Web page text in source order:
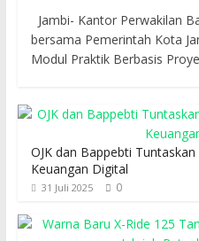
Jambi- Kantor Perwakilan
bersama Pemerintah Kota
Modul Praktik Berbasis
OJK dan Bappebti
Keuangan Digital
31 Juli 2025 0